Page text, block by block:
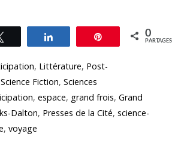
Épingle 0
PARTAGES
, Littérature, Post-
Science Fiction, Sciences
, espace, grand frois, Grand
Dalton, Presses de la Cité, science-
, voyage